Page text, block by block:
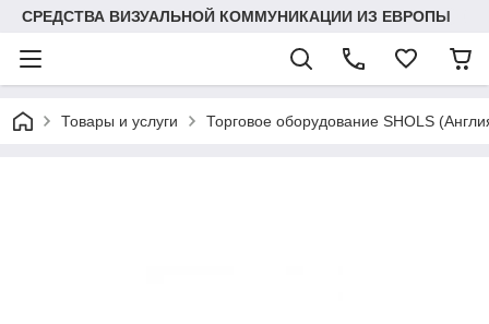
СРЕДСТВА ВИЗУАЛЬНОЙ КОММУНИКАЦИИ ИЗ ЕВРОПЫ
Товары и услуги Торговое оборудование SHOLS